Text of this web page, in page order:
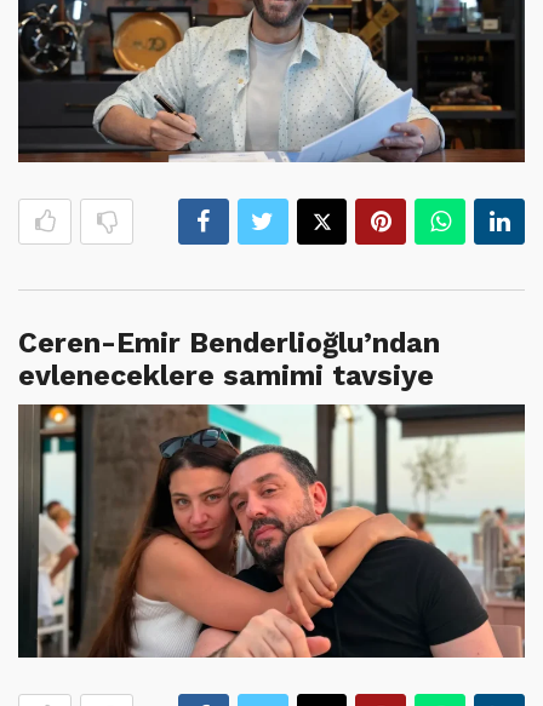
Ceren-Emir Benderlioğlu’ndan
evleneceklere samimi tavsiye